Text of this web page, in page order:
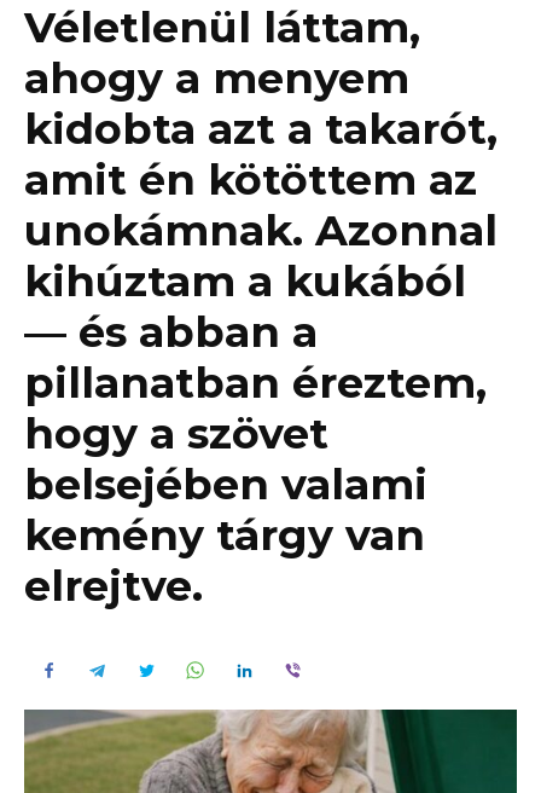
Véletlenül láttam,
ahogy a menyem
kidobta azt a takarót,
amit én kötöttem az
unokámnak. Azonnal
kihúztam a kukából
— és abban a
pillanatban éreztem,
hogy a szövet
belsejében valami
kemény tárgy van
elrejtve.